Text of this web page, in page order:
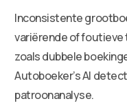
Inconsistente
variërende of
zoals dubbele
Autoboeker’s AI
patroonanalyse.